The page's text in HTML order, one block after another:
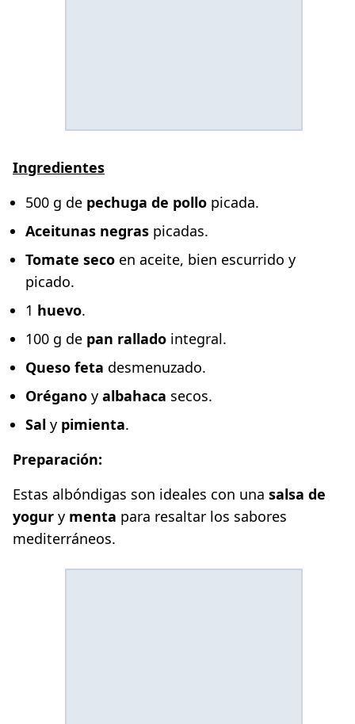
Ingredientes
500 g de pechuga de pollo picada.
Aceitunas negras picadas.
Tomate seco en aceite, bien escurrido y
picado.
1 huevo.
100 g de pan rallado integral.
Queso feta desmenuzado.
Orégano y albahaca secos.
Sal y pimienta.
Preparación:
Estas albóndigas son ideales con una salsa de
yogur y menta para resaltar los sabores
mediterráneos.